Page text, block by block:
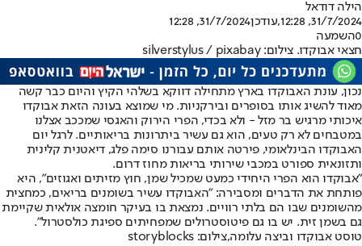
הילה דודאל
31/7/2024, 12:28
,עודכן31/7/2024, 12:28
0השמעה
חצאי אבוקדו. צילום: silverstylus / pixabay
נכון, עונת האבוקדו בארץ מתחילה דווקא בשלהי הקיץ והיום כבר קשה
מאוד להשיג אותו בסופרים ובירקניות. מי שמוצא בעונה הזאת אבוקדו
איכותי מרגיש בר מזל - ולא בכדי, הפרי הירוק והאגסי שמככב אצלנו
במטבחים לא רק טעים, הוא גם עשיר ביתרונות בריאותיים. לרגל יום
האבוקדו הבינלאומי, פירטה אותם עבורנו סימה פלג, דיאטנית קלינית
ותזונאית ספורט במכבי שירותי בריאות מחוז דרום.
"אבוקדו הוא הפרי היחידי כמעט שמכיל שמן, חוץ מזיתים ואגוזים", היא
פותחת את הדברים ומסבירה: "האבוקדו עשיר בשומנים בריאים, כמחצית
מהשומנים שבו הם בלתי רוויים. נמצאת בו בעיקר חומצה אולאית שקיימת
גם בשמן זית. יש בו גם פיטוסטרולים שמפחיתים ספיגת כולסטרול".
טוסט אבוקדו וביצה עלומה,צילום: storyblocks